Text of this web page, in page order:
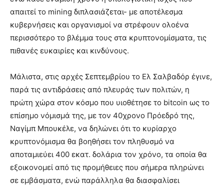
απαιτεί το mining διπλασιάζεται- με αποτέλεσμα
κυβερνήσεις και οργανισμοί να στρέφουν ολοένα
περισσότερο το βλέμμα τους στα κρυπτονομίσματα, τις
πιθανές ευκαιρίες και κινδύνους.
Μάλιστα, στις αρχές Σεπτεμβρίου το Ελ Σαλβαδόρ έγινε,
παρά τις αντιδράσεις από πλευράς των πολιτών, η
πρώτη χώρα στον κόσμο που υιοθέτησε το bitcoin ως το
επίσημο νόμισμά της, με τον 40χρονο Πρόεδρό της,
Ναγίμπ Μπουκέλε, να δηλώνει ότι το κυρίαρχο
κρυπτονόμισμα θα βοηθήσει τον πληθυσμό να
αποταμιεύει 400 εκατ. δολάρια τον χρόνο, τα οποία θα
εξοικονομεί από τις προμήθειες που σήμερα πληρώνει
σε εμβάσματα, ενώ παράλληλα θα διασφαλίσει